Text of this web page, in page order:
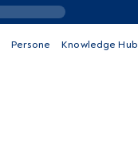
Persone Knowledge Hub